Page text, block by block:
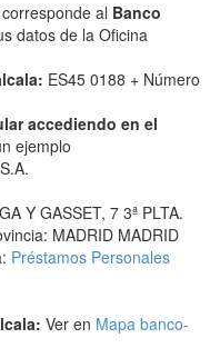
corresponde al Banco
datos de la Oficina
ES45 0188 + Número
accediendo en el
ejemplo
Y GASSET, 7 3ª PLTA.
MADRID MADRID
Préstamos Personales
Ver en Mapa banco-